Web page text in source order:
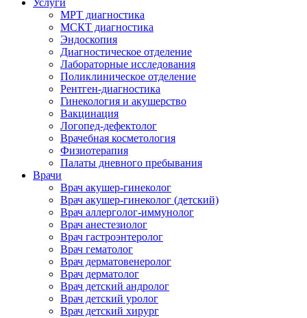
Услуги
МРТ диагностика
МСКТ диагностика
Эндоскопия
Диагностическое отделение
Лабораторные исследования
Поликлиническое отделение
Рентген-диагностика
Гинекология и акушерство
Вакцинация
Логопед-дефектолог
Врачебная косметология
Физиотерапия
Палаты дневного пребывания
Врачи
Врач акушер-гинеколог
Врач акушер-гинеколог (детский)
Врач аллерголог-иммунолог
Врач анестезиолог
Врач гастроэнтеролог
Врач гематолог
Врач дерматовенеролог
Врач дерматолог
Врач детский андролог
Врач детский уролог
Врач детский хирург